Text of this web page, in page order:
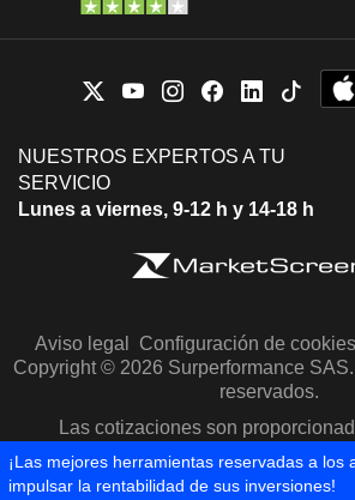
NUESTROS EXPERTOS A TU
SERVICIO
Lunes a viernes, 9-12 h y 14-18 h
Aviso legal Configuración de cookies
Copyright © 2026 Surperformance
reservados.
Las cotizaciones son
Morningstar y S&P
¡Las mejores herramientas reservadas a los
impulsar la rentabilidad de sus inversiones!